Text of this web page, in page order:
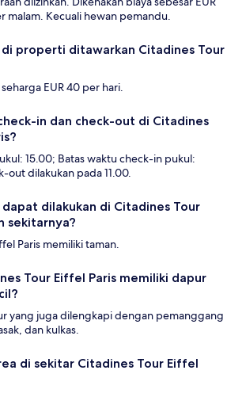
malam. Kecuali hewan pemandu.
properti ditawarkan Citadines Tour
EUR 40 per hari.
in dan check-out di Citadines
15.00; Batas waktu check-in pukul:
out dilakukan pada 11.00.
dilakukan di Citadines Tour
sekitarnya?
Paris memiliki taman.
Tour Eiffel Paris memiliki dapur
yang juga dilengkapi dengan pemanggang
dan kulkas.
di sekitar Citadines Tour Eiffel